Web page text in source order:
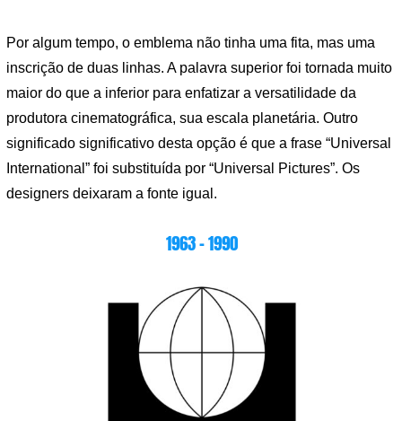
Por algum tempo, o emblema não tinha uma fita, mas uma
inscrição de duas linhas. A palavra superior foi tornada muito
maior do que a inferior para enfatizar a versatilidade da
produtora cinematográfica, sua escala planetária. Outro
significado significativo desta opção é que a frase “Universal
International” foi substituída por “Universal Pictures”. Os
designers deixaram a fonte igual.
1963 – 1990